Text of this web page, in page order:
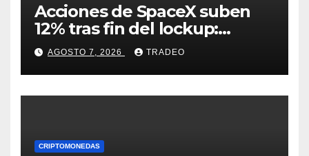
Acciones de SpaceX suben
12% tras fin del lockup:
¿Hasta dónde podrían llegar
en agosto?
AGOSTO 7, 2026 TRADEO
CRIPTOMONEDAS